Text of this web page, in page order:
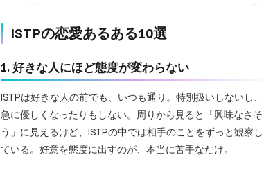
ISTPの恋愛あるある10選
1. 好きな人にほど態度が変わらない
ISTPは好きな人の前でも、いつも通り。特別扱いしないし、
急に優しくなったりもしない。周りから見ると「興味なさそ
う」に見えるけど、ISTPの中では相手のことをずっと観察し
ている。好意を態度に出すのが、本当に苦手なだけ。